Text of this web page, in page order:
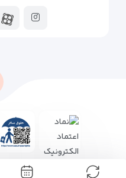
© تمامی حقوق متعلق به